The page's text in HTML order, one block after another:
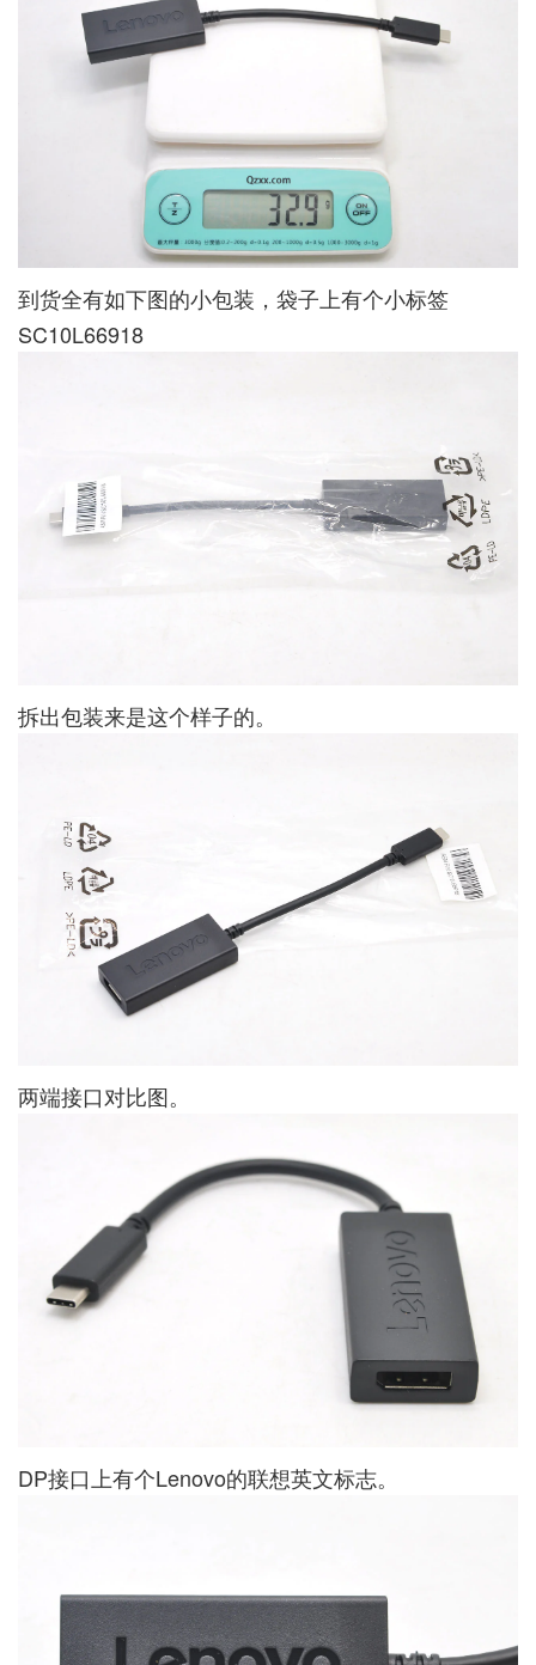
到货全有如下图的小包装，袋子上有个小标签
SC10L66918
拆出包装来是这个样子的。
两端接口对比图。
DP接口上有个Lenovo的联想英文标志。